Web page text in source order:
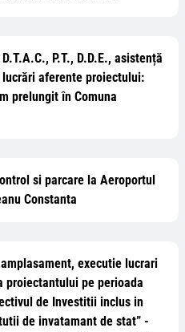
P.T., D.D.E., asistență
aferente proiectului:
prelungit în Comuna
si parcare la Aeroportul
Constanta
executie lucrari
proiectantului pe perioada
de Investitii inclus in
de invatamant de stat” -